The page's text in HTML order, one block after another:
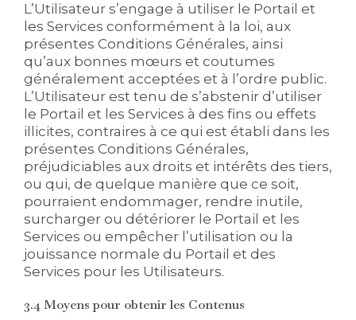
L’Utilisateur s’engage à utiliser le Portail et
les Services conformément à la loi, aux
présentes Conditions Générales, ainsi
qu’aux bonnes mœurs et coutumes
généralement acceptées et à l’ordre public.
L’Utilisateur est tenu de s’abstenir d’utiliser
le Portail et les Services à des fins ou effets
illicites, contraires à ce qui est établi dans les
présentes Conditions Générales,
préjudiciables aux droits et intérêts des tiers,
ou qui, de quelque manière que ce soit,
pourraient endommager, rendre inutile,
surcharger ou détériorer le Portail et les
Services ou empêcher l’utilisation ou la
jouissance normale du Portail et des
Services pour les Utilisateurs.
3.4 Moyens pour obtenir les Contenus